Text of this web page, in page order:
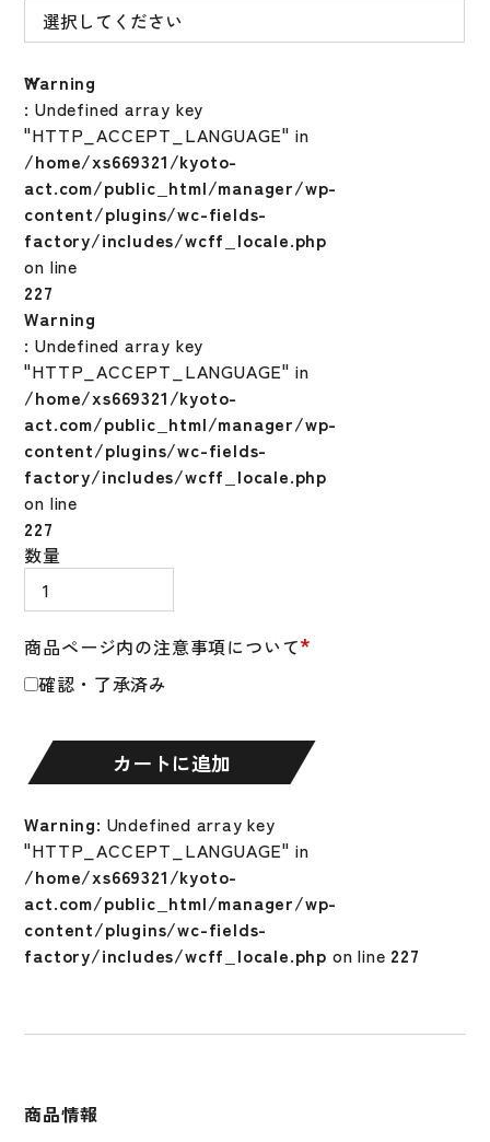
商品ページ内の注意事項について*
確認・了承済み
Warning
: Undefined array key
"HTTP_ACCEPT_LANGUAGE" in
/home/xs669321/kyoto-
act.com/public_html/manager/wp-
content/plugins/wc-fields-
factory/includes/wcff_locale.php
on line
227
数量
野
バ
ッ
ト
硬
竹
ワ
ー
ル
ド
ペ
ガ
サ
バ
ン
カートに追加
Warning
: Undefined array key
"HTTP_ACCEPT_LANGUAGE" in
/home/xs669321/kyoto-
act.com/public_html/manager/wp-
content/plugins/wc-fields-
factory/includes/wcff_locale.php
on line
227
Warning: Undefined array key
"HTTP_ACCEPT_LANGUAGE" in
/home/xs669321/kyoto-
act.com/public_html/manager/wp-
content/plugins/wc-fields-
factory/includes/wcff_locale.php on line 227
商品情報